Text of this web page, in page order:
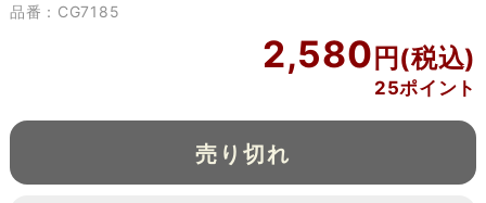
品番：CG7185
2,580
25ポイント
売り切れ